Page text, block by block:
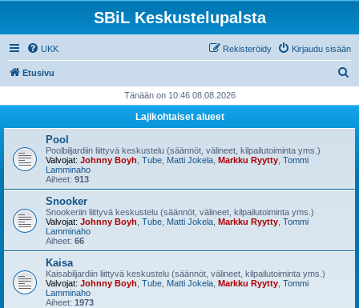
SBiL Keskustelupalsta
UKK Kirjaudu sisään
Rekisteröidy
Etusivu
i
Tänään on 10:46 08.08.2026
Lajikohtaiset alueet
Pool
Poolbiljardiin liittyvä keskustelu (säännöt, välineet, kilpailutoiminta yms.)
Valvojat: Johnny Boyh Tube Matti Jokela Markku Ryytty Tommi
Lamminaho
Aiheet: 913
Snooker
Snookeriin liittyvä keskustelu (säännöt, välineet, kilpailutoiminta yms.)
Valvojat: Johnny Boyh Tube Matti Jokela Markku Ryytty Tommi
Lamminaho
Aiheet: 66
Kaisa
Kaisabiljardiin liittyvä keskustelu (säännöt, välineet, kilpailutoiminta yms.)
Valvojat: Johnny Boyh Tube Matti Jokela Markku Ryytty Tommi
Lamminaho
Aiheet: 1973